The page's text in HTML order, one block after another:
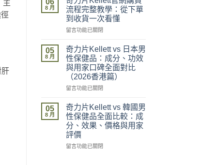
主
肝
格
攻
略：
官
優
惠、
多
盒
折
與
最
抵
購
買
時
片
Kellett
評
價
咪
可
信？
真
評
拆
解
與
理
性
購
06
8 月
流程完整教學：從下單
到收貨一次看懂
在
力
片
Kellett
官
購
流
程
完
整
教
學：
留言功能已關閉
05
8 月
奇力片Kellett vs 日本男
性保健品：成分、功效
與用家口碑全面對比
（2026香港篇）
在
力
片
Kellett
vs
日
本
留言功能已關閉
05
8 月
奇力片Kellett vs 韓國男
性保健品全面比較：成
分、效果、價格與用家
評價
在
留言功能已關閉